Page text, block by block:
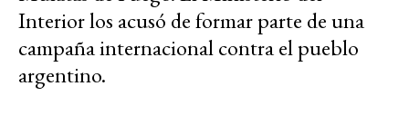
Interior los acusó de formar parte de una
campaña internacional contra el pueblo
argentino.